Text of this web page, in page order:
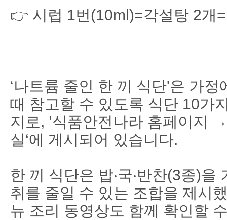
👉 시럽 1번(10ml)=각설탕 2개
‘나트륨 줄인 한 끼 식단'은 가
때 참고할 수 있도록 식단 10가
지로, ’식품안전나라 홈페이지
실‘에 게시되어 있습니다.
한 끼 식단은 밥‧국‧반찬(3종)을
취를 줄일 수 있는 조합을 제시
뉴 조리 동영상도 함께 확인할